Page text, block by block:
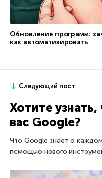
Обновление программ:
как автоматизировать
Следующий пост
Хотите
вас Google?
Что Google знает о
помощью нового